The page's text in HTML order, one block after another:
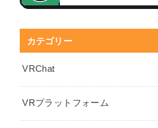
カテゴリー
VRChat
VRプラットフォーム